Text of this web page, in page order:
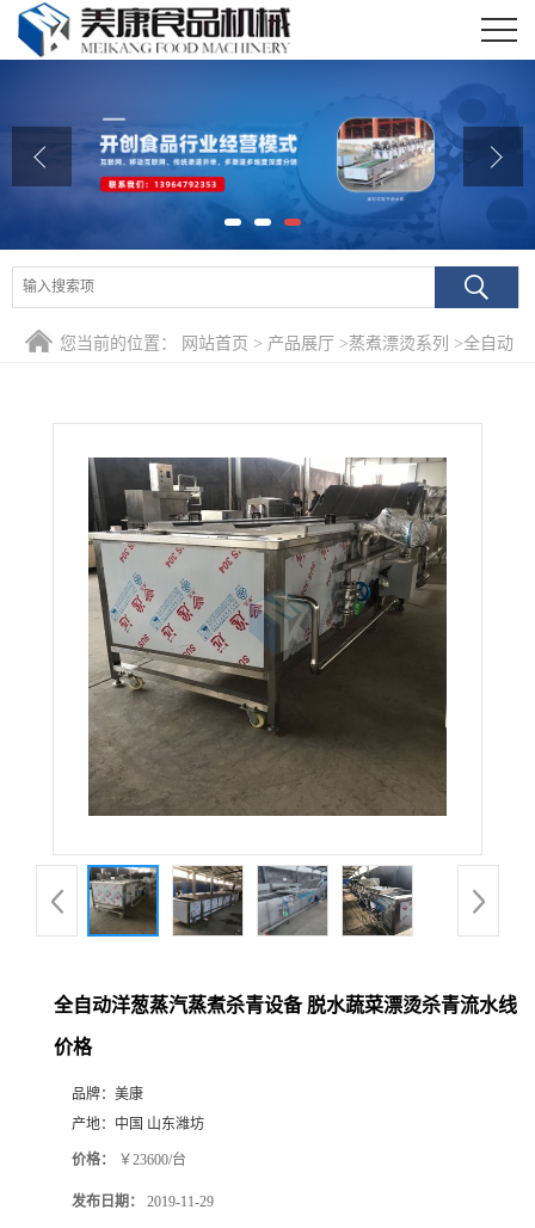
公司介绍
公司动态
产品展厅
联系我们
您当前的位置： 网站首页 > 产品展厅 >蒸煮漂烫系列 >全自动
全自动洋葱蒸汽蒸煮杀青设备 脱水蔬菜漂烫杀青流水线
价格
品牌： 美康
产地： 中国 山东潍坊
价格： ￥23600/台
发布日期： 2019-11-29